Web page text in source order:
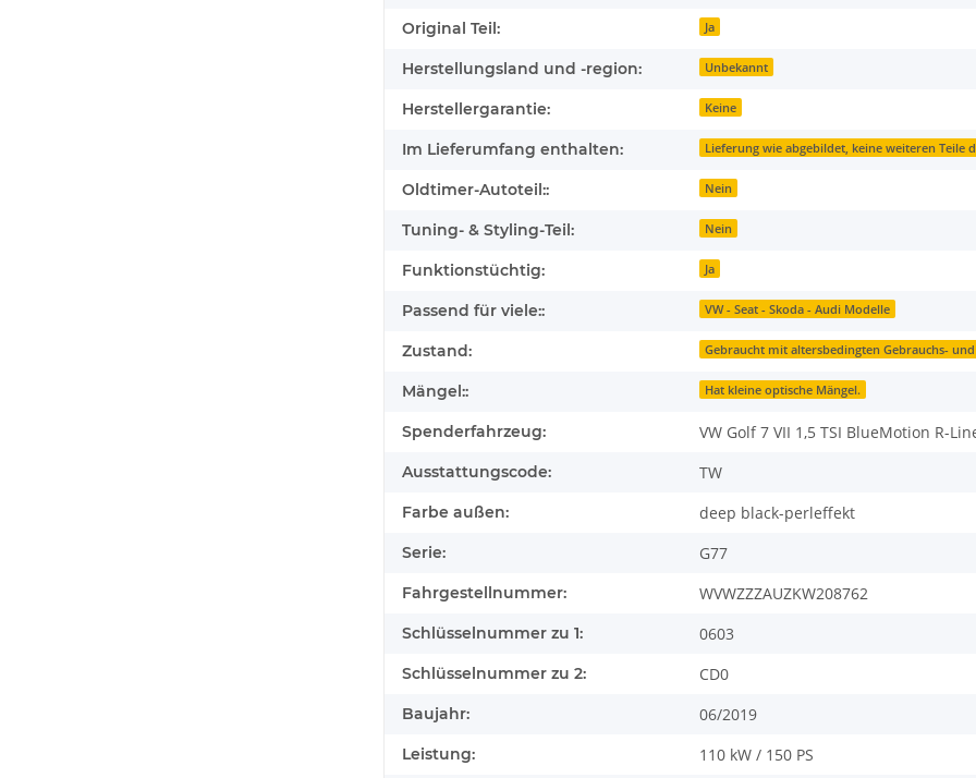
Original Teil: Ja
Herstellungsland und -region: Unbekannt
Herstellergarantie: Keine
Im Lieferumfang enthalten: Lieferung wie abgebildet, keine weiteren Teile
Oldtimer-Autoteil:: Nein
Tuning- & Styling-Teil: Nein
Funktionstüchtig: Ja
Passend für viele:: VW - Seat - Skoda - Audi Modelle
Zustand: Gebraucht mit altersbedingten Gebrauchs-
Mängel:: Hat kleine optische Mängel.
Spenderfahrzeug: VW Golf 7 VII 1,5 TSI BlueMotion R-
Ausstattungscode: TW
Farbe außen: deep black-perleffekt
Serie: G77
Fahrgestellnummer: WVWZZZAUZKW208762
Schlüsselnummer zu 1: 0603
Schlüsselnummer zu 2: CD0
Baujahr: 06/2019
Leistung: 110 kW / 150 PS